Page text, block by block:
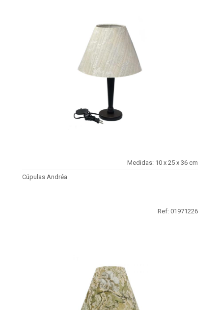
Medidas: 10 x 25 x 36 cm
Cúpulas Andréa
Ref: 01971226